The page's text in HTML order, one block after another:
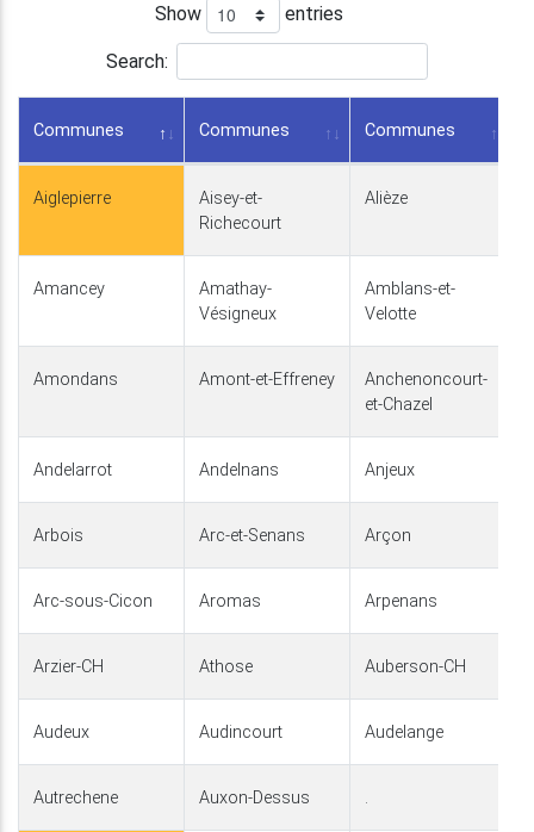
Show entries
Search:
Communes Communes Communes
Aiglepierre
Aisey-et-
Richecourt
Alièze
Amancey
Amathay-
Vésigneux
Amblans-et-
Velotte
Amondans Amont-et-Effreney
Anchenoncourt-
et-Chazel
Andelarrot Andelnans Anjeux
Arbois Arc-et-Senans Arçon
Arc-sous-Cicon Aromas Arpenans
Arzier-CH Athose Auberson-CH
Audeux Audincourt Audelange
Autrechene Auxon-Dessus .